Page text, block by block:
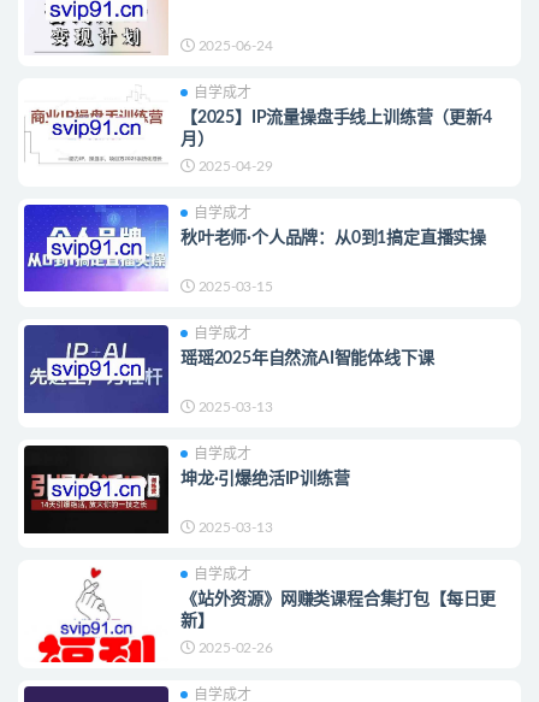
2025-06-24
自学成才
【2025】IP流量操盘手线上训练营（更新4
月）
2025-04-29
自学成才
秋叶老师·个人品牌：从0到1搞定直播实操
2025-03-15
自学成才
瑶瑶2025年自然流AI智能体线下课
2025-03-13
自学成才
坤龙·引爆绝活IP训练营
2025-03-13
自学成才
《站外资源》网赚类课程合集打包【每日更
新】
2025-02-26
自学成才